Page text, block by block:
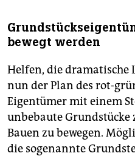
bewegt werden
Helfen, die dramatische
nun der Plan des rot-
Eigentümer mit einem
unbebaute Grundstücke
Bauen zu bewegen.
die sogenannte